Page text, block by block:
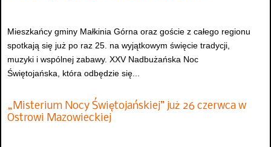
Mieszkańcy gminy Małkinia Górna oraz goście z całego regionu
spotkają się już po raz 25. na wyjątkowym święcie tradycji,
muzyki i wspólnej zabawy. XXV Nadbużańska Noc
Świętojańska, która odbędzie się...
„Misterium Nocy Świętojańskiej” już 26 czerwca w
Ostrowi Mazowieckiej